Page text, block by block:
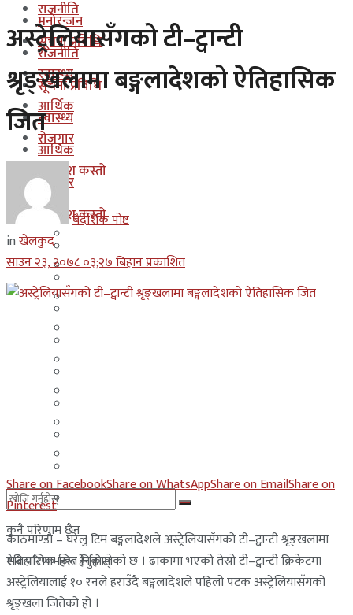
राजनीति
सूचना प्रबिधि
स्वास्थ्य
आर्थिक
रोजगार
कुन देश कस्तो
इजरायल
कुवेत
दक्षिण कोरीया
कुनै परिणाम छैन
सबै परिणामहरू हेर्नुहोस्
मनोरन्जन
राजनीति
सूचना प्रबिधि
स्वास्थ्य
आर्थिक
रोजगार
कुन देश कस्तो
अस्ट्रेलियासँगको टी–ट्वान्टी
श्रृङ्खलामा बङ्गलादेशको ऐतिहासिक
जित
बैदेशिक पोष्ट
inखेलकुद
साउन २३, २०७८ ०३;२७ बिहान प्रकाशित
Share on FacebookShare on WhatsAppShare on EmailShare on
Pinterest
काठमाण्डाै – घरेलु टिम बङ्गलादेशले अस्ट्रेलियासँगको टी–ट्वान्टी श्रृङ्खलामा
ऐतिहासिक जित निकालेको छ । ढाकामा भएको तेस्रो टी–ट्वान्टी क्रिकेटमा
अस्ट्रेलियालाई १० रनले हराउँदै बङ्गलादेशले पहिलो पटक अस्ट्रेलियासँगको
श्रृङ्खला जितेको हो ।